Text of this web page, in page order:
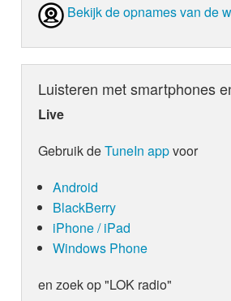
Bekijk de opnames van de
Luisteren met smartphones
Live
Gebruik deTuneIn appvoor
Android
BlackBerry
iPhone / iPad
Windows Phone
en zoek op "LOK radio"